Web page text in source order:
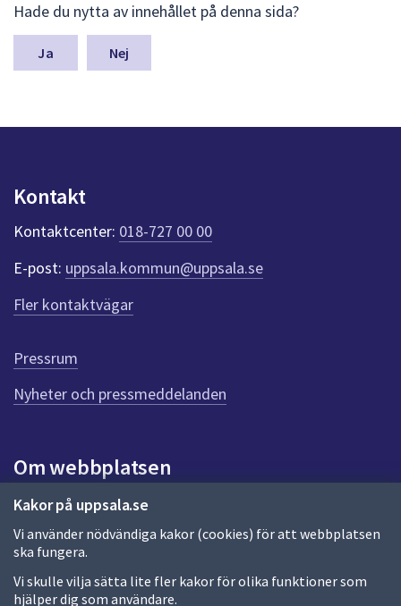
Kakor på uppsala.se
Vi använder nödvändiga kakor (cookies) för att webbplatsen
ska fungera.
Vi skulle vilja sätta lite fler kakor för olika funktioner som
hjälper dig som användare.
ä
m
a
n
k
t
e
r
f
ö
r
e
n
n
a
d
a
Hade du nytta av innehållet på denna sida?
Nej
Kontakt
Kontaktcenter: 018-727 00 00
E-post: uppsala.kommun@uppsala.se
Fler kontaktvägar
Pressrum
Nyheter och pressmeddelanden
Om webbplatsen
Om webbplatsen
Allmänna handlingar och diarium
Behandling av personuppgifter